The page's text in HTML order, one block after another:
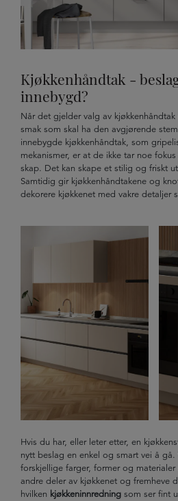
Kjøkkenhåndtak -
innebygd?
Når det gjelder valg av
smak som skal ha den avgjørende
innebygde kjøkkenhåndtak, som
mekanismer, er at de ikke tar noe
skap. Det kan skape et stilig og friskt
Samtidig gir kjøkkenhåndtakene og
dekorere kjøkkenet med vakre detaljer
Hvis du har, eller leter etter, en
nytt beslag en enkel og smart vei å
forskjellige farger, former og
andre deler av kjøkkenet og fremheve
hvilken kjøkkeninnredning som ser fint